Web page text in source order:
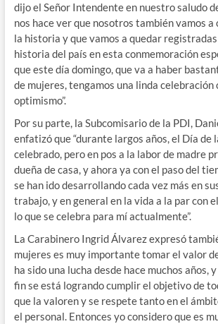
dijo el Señor Intendente en nuestro saludo
nos hace ver que nosotros también vamos
la historia y que vamos a quedar
historia del país en esta conmemoración
que este día domingo, que va a haber
de mujeres, tengamos una linda celebración
optimismo”.
Por su parte, la Subcomisario de la PDI,
enfatizó que “durante largos años, el Día de
celebrado, pero en pos a la labor de madre
dueña de casa, y ahora ya con el paso del
se han ido desarrollando cada vez más en
trabajo, y en general en la vida a la par con
lo que se celebra para mí actualmente”.
La Carabinero Ingrid Álvarez expresó
mujeres es muy importante tomar el valor
ha sido una lucha desde hace muchos años,
fin se está logrando cumplir el objetivo de
que la valoren y se respete tanto en el
el personal. Entonces yo considero que es